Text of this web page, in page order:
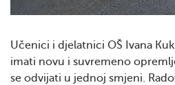
Učenici i djelatnici OŠ Ivana
imati novu i suvremeno
se odvijati u jednoj smjeni.